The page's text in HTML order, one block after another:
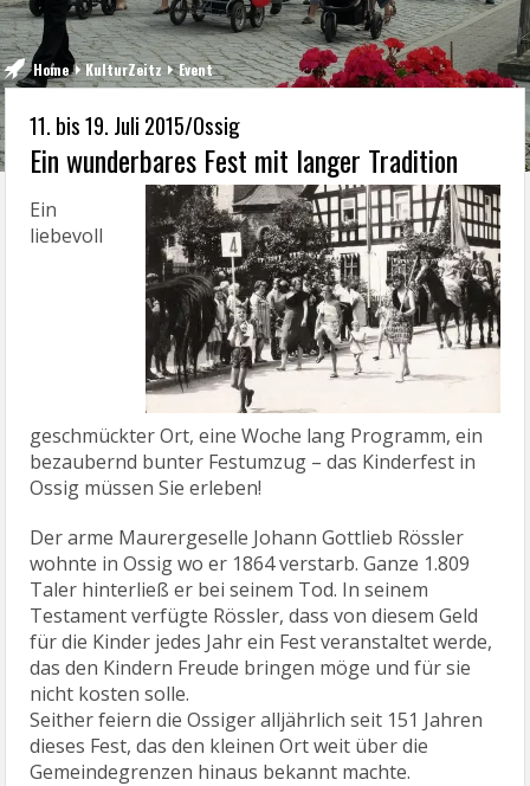
Home KulturZeitz Event
11. bis 19. Juli 2015/Ossig
Ein wunderbares Fest mit langer Tradition
Ein
liebevoll
geschmückter Ort, eine Woche lang Programm, ein
bezaubernd bunter Festumzug – das Kinderfest in
Ossig müssen Sie erleben!
Der arme Maurergeselle Johann Gottlieb Rössler
wohnte in Ossig wo er 1864 verstarb. Ganze 1.809
Taler hinterließ er bei seinem Tod. In seinem
Testament verfügte Rössler, dass von diesem Geld
für die Kinder jedes Jahr ein Fest veranstaltet werde,
das den Kindern Freude bringen möge und für sie
nicht kosten solle.
Seither feiern die Ossiger alljährlich seit 151 Jahren
dieses Fest, das den kleinen Ort weit über die
Gemeindegrenzen hinaus bekannt machte.